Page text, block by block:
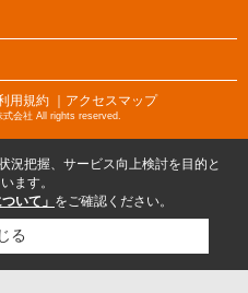
用規約 ｜アクセスマップ
会社 All rights reserved.
況把握、サービス向上検討を目的と
ます。
いて」 をご確認ください。
る